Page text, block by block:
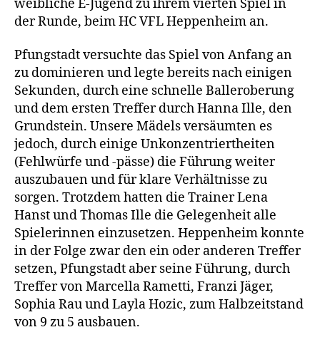
weibliche E-Jugend zu ihrem vierten Spiel in
der Runde, beim HC VFL Heppenheim an.
Pfungstadt versuchte das Spiel von Anfang an
zu dominieren und legte bereits nach einigen
Sekunden, durch eine schnelle Balleroberung
und dem ersten Treffer durch Hanna Ille, den
Grundstein. Unsere Mädels versäumten es
jedoch, durch einige Unkonzentriertheiten
(Fehlwürfe und -pässe) die Führung weiter
auszubauen und für klare Verhältnisse zu
sorgen. Trotzdem hatten die Trainer Lena
Hanst und Thomas Ille die Gelegenheit alle
Spielerinnen einzusetzen. Heppenheim konnte
in der Folge zwar den ein oder anderen Treffer
setzen, Pfungstadt aber seine Führung, durch
Treffer von Marcella Rametti, Franzi Jäger,
Sophia Rau und Layla Hozic, zum Halbzeitstand
von 9 zu 5 ausbauen.